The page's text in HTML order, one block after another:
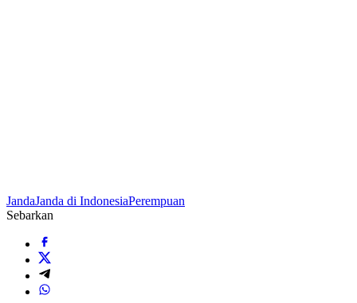
JandaJanda di IndonesiaPerempuan
Sebarkan